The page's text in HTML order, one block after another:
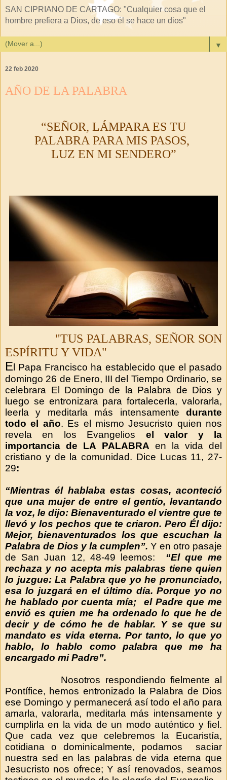
SAN CIPRIANO DE CARTAGO: "Cualquier cosa que el
hombre prefiera a Dios, de eso él se hace un dios"
▼
22 feb 2020
AÑO DE LA PALABRA
“SEÑOR, LÁMPARA ES TU
PALABRAPARA MIS PASOS,
LUZ EN MI SENDERO”
"TUS PALABRAS, SEÑOR SON
ESPÍRITU Y VIDA"
E l Papa Francisco ha establecido que el pasado
domingo 26 de Enero, III del Tiempo Ordinario, se
celebrara El Domingo de la Palabra de Dios y
luego se entronizara para fortalecerla, valorarla,
leerla y meditarla más intensamentedurante
todo el año. Es el mismo Jesucristo quien nos
revela en los Evangelios el valor y la
importancia de
LA PALABRA en la vida del
cristiano y de la comunidad. Dice Lucas 11, 27-
29:
“Mientras él hablaba estas cosas, aconteció
que una mujer de entre el gentío, levantando
la voz, le dijo: Bienaventurado el vientre que te
llevó y los pechos que te criaron. Pero Él dijo:
Mejor, bienaventurados los que escuchan la
Palabra de Dios y la cumplen”.Y en otro pasaje
de San Juan 12, 48-49 leemos:
“El que me
rechaza y no acepta mis palabras tiene quien
lo juzgue: La Palabra que yo he pronunciado,
esa lo juzgará en el último día. Porque yo no
he hablado por cuenta mía;
el Padre que me
envió es quien me ha ordenado lo que he de
decir y de cómo he de hablar. Y se que su
mandato es vida eterna. Por tanto, lo que yo
hablo, lo hablo como palabra que me ha
encargado mi Padre”.
Nosotros respondiendo fielmente al
Pontífice, hemos entronizado la Palabra de Dios
ese Domingo y permanecerá así todo el año para
amarla, valorarla, meditarla más intensamente y
cumplirla en la vida de un modo auténtico y fiel.
Que cada vez que celebremos la Eucaristía,
cotidiana o dominicalmente, podamos saciar
nuestra sed en las palabras de vida eterna que
Jesucristo nos ofrece; Y así renovados, seamos